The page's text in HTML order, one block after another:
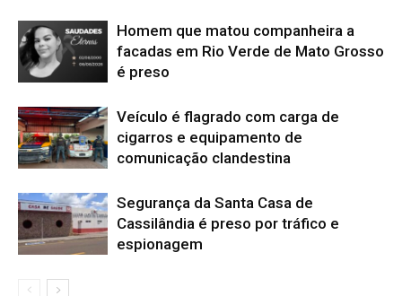
Homem que matou companheira a
facadas em Rio Verde de Mato Grosso
é preso
Veículo é flagrado com carga de
cigarros e equipamento de
comunicação clandestina
Segurança da Santa Casa de
Cassilândia é preso por tráfico e
espionagem